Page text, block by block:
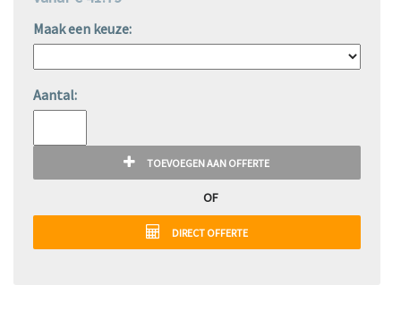
Maak een keuze:
Aantal:
TOEVOEGEN AAN OFFERTE
OF
DIRECT OFFERTE